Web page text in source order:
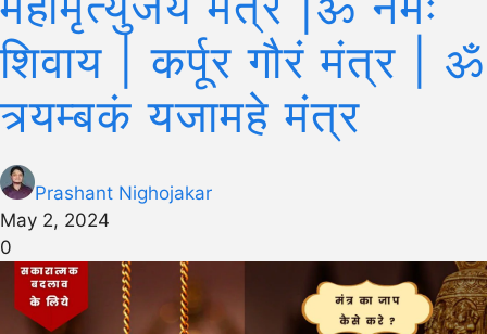
शिवाय | कर्पूर गौरं मंत्र | ॐ
त्र्यम्बकं यजामहे मंत्र
Prashant Nighojakar
May 2, 2024
0